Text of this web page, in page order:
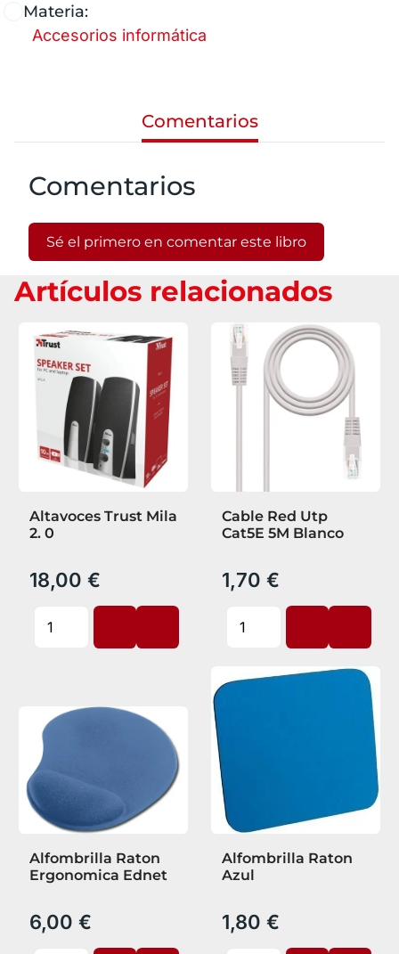
Materia:
Accesorios informática
Comentarios
Comentarios
Sé el primero en comentar este libro
Artículos relacionados
Altavoces Trust Mila
2. 0
18,00 €
Cable Red Utp
Cat5E 5M Blanco
1,70 €
Alfombrilla Raton
Ergonomica Ednet
6,00 €
Alfombrilla Raton
Azul
1,80 €